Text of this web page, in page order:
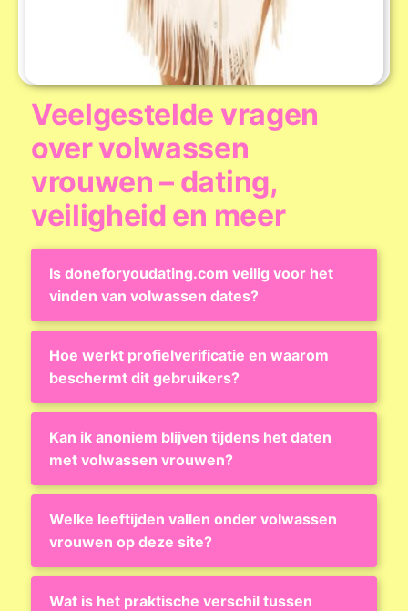
Veelgestelde vragen
over volwassen
vrouwen – dating,
veiligheid en meer
Is doneforyoudating.com veilig voor het
vinden van volwassen dates?
Hoe werkt profielverificatie en waarom
beschermt dit gebruikers?
Kan ik anoniem blijven tijdens het daten
met volwassen vrouwen?
Welke leeftijden vallen onder volwassen
vrouwen op deze site?
Wat is het praktische verschil tussen